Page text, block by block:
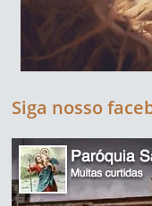
Siga nosso